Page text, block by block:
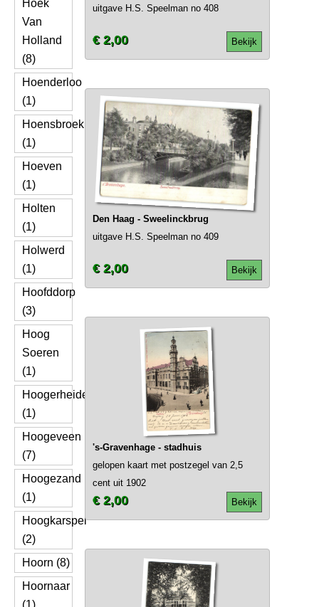
Hoek
Van
Holland
(8)
Hoenderloo
(1)
Hoensbroek
(1)
Hoeven
(1)
Holten
(1)
Holwerd
(1)
Hoofddorp
(3)
Hoog
Soeren
(1)
Hoogerheide
(1)
Hoogeveen
(7)
Hoogezand
(1)
Hoogkarspel
(2)
Hoorn (8)
Hoornaar
(1)
uitgave H.S. Speelman no 408
Bekijk
€ 2,00
Den Haag - Sweelinckbrug
uitgave H.S. Speelman no 409
Bekijk
€ 2,00
's-Gravenhage - stadhuis
gelopen kaart met postzegel van 2,5
cent uit 1902
Bekijk
€ 2,00